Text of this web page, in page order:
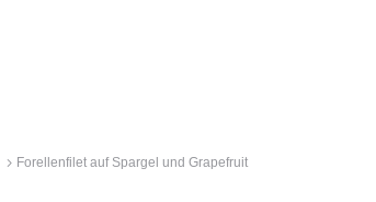
Forellenfilet auf Spargel und Grapefruit